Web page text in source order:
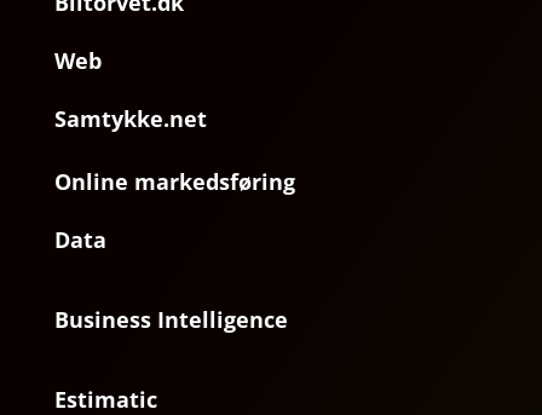
Web
Samtykke.net
Online markedsføring
Data
Business Intelligence
Estimatic